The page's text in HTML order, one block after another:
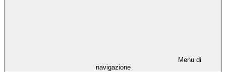
Menu di
navigazione